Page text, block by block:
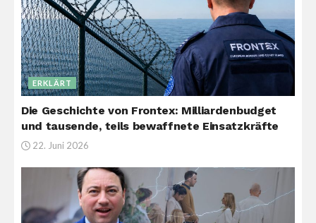
ERKLÄRT
Die Geschichte von Frontex: Milliardenbudget
und tausende, teils bewaffnete Einsatzkräfte
22. Juni 2026